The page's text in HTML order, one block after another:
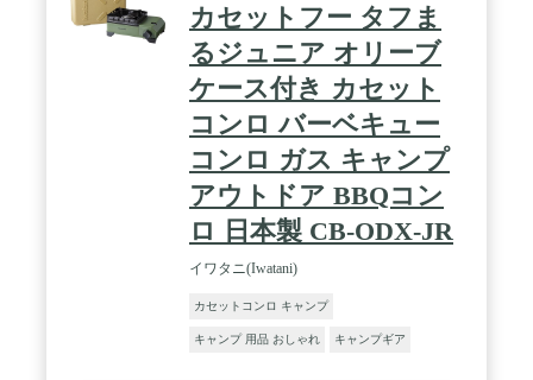
カセットフー タフま
るジュニア オリーブ
ケース付き カセット
コンロ バーベキュー
コンロ ガス キャンプ
アウトドア BBQコン
ロ 日本製 CB-ODX-JR
イワタニ(Iwatani)
カセットコンロ キャンプ
キャンプ 用品 おしゃれ キャンプギア